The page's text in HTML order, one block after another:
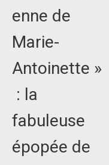
enne de
Marie-
Antoinette »
: la
fabuleuse
épopée de